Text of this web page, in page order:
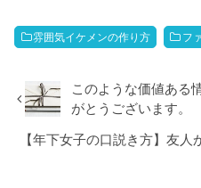
雰囲気イケメンの作り方 フ
このような価値ある
がとうございます。
【年下女子の口説き方】友人